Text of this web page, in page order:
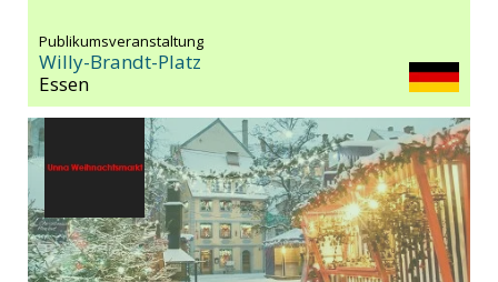
Publikumsveranstaltung
Willy-Brandt-Platz
Essen